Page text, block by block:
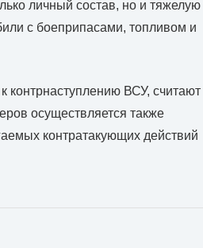
личный состав, но и тяжелую
с боеприпасами, топливом и
контрнаступлению ВСУ, считают
осуществляется также
контратакующих действий